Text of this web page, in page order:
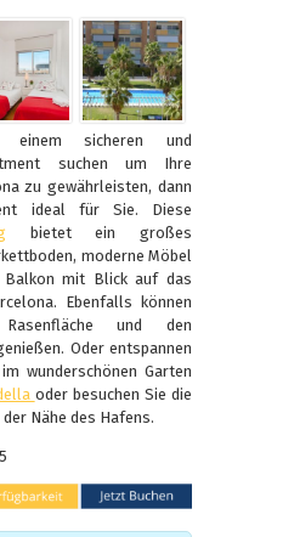
einem sicheren und
suchen um Ihre
zu gewährleisten, dann
ideal für Sie. Diese
bietet ein großes
moderne Möbel
Balkon mit Blick auf das
Ebenfalls können
und den
Oder entspannen
wunderschönen Garten
oder besuchen Sie die
Nähe des Hafens.